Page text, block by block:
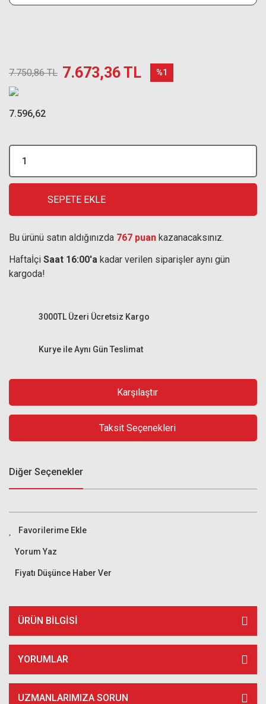
7.750,86 TL 7.673,36 TL %1
7.596,62
SEPETE EKLE
Bu ürünü satın aldığınızda 767 puan kazanacaksınız.
Haftaİçi Saat 16:00'a kadar verilen siparişler aynı gün
kargoda!
Kurye ile Aynı Gün Teslimat
3000TL Üzeri Ücretsiz Kargo
Karşılaştır
Taksit Seçenekleri
Diğer Seçenekler
Yorum Yaz
Fiyatı Düşünce Haber Ver
ÜRÜN BILGISI
YORUMLAR
UZMANLARIMIZA SORUN